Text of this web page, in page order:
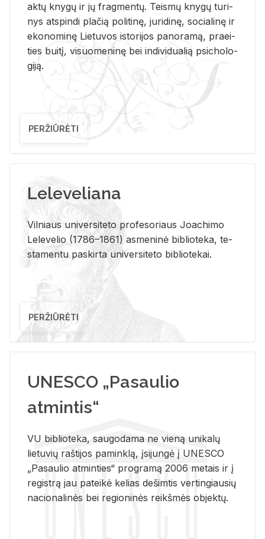
aktų kny­gų ir jų frag­men­tų. Teis­mų kny­gų tu­ri­
nys at­spin­di pla­čią po­li­ti­nę, ju­ri­di­nę, so­cia­li­nę ir
eko­no­mi­nę Lie­tu­vos is­to­ri­jos pa­no­ra­mą, pra­ei­
ties bui­tį, vi­suo­me­ni­nę bei in­di­vi­dua­lią psi­cho­lo­
gi­ją.
PERŽIŪRĖTI
Leleveliana
Vil­niaus uni­ver­si­te­to pro­fe­so­riaus Jo­a­chi­mo
Le­le­ve­lio (1786–1861) as­me­ni­nė bi­b­lio­te­ka, te­
sta­men­tu pa­skir­ta uni­ver­si­te­to bi­b­lio­te­kai.
PERŽIŪRĖTI
UNESCO „Pasaulio
atmintis“
VU biblioteka, saugodama ne vieną unikalų
lietuvių raštijos paminklą, įsijungė į UNESCO
„Pasaulio atminties“ programą 2006 metais ir į
registrą jau pateikė kelias dešimtis vertingiausių
nacionalinės bei regioninės reikšmės objektų.